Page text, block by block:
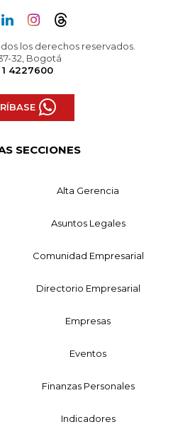
los derechos reservados.
32, Bogotá
1 4227600
SECCIONES
Alta Gerencia
Asuntos Legales
Comunidad Empresarial
Directorio Empresarial
Empresas
Eventos
Finanzas Personales
Indicadores